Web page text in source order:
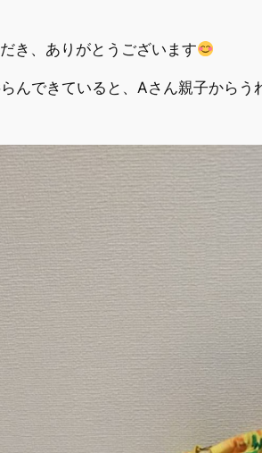
き、ありがとうございます
んできていると、Aさん親子からう